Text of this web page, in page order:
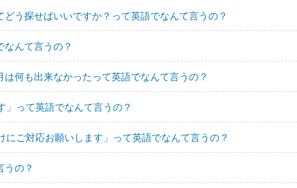
う探せばいいですか？って英語でなんて言うの？
んて言うの？
何も出来なかったって英語でなんて言うの？
」って英語でなんて言うの？
にご対応お願いします」って英語でなんて言うの？
うの？